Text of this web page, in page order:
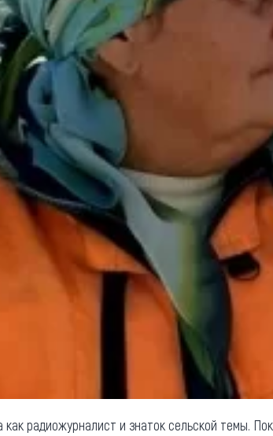
радиожурналист и знаток сельской темы.